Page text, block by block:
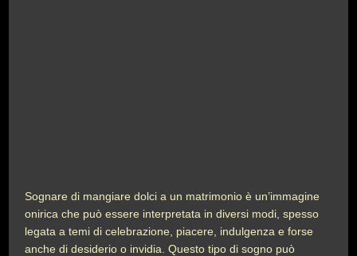
Sognare di mangiare dolci a un matrimonio è un’immagine
onirica che può essere interpretata in diversi modi, spesso
legata a temi di celebrazione, piacere, indulgenza e forse
anche di desiderio o invidia. Questo tipo di sogno può